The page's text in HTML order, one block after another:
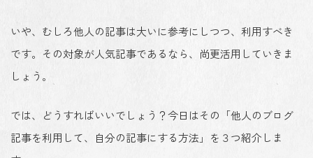
いや、むしろ他人の記事は大いに参考にしつつ、利用すべき
です。その対象が人気記事であるなら、尚更活用していきま
しょう。
では、どうすればいいでしょう？今日はその「他人のブログ
記事を利用して、自分の記事にする方法」を３つ紹介しま